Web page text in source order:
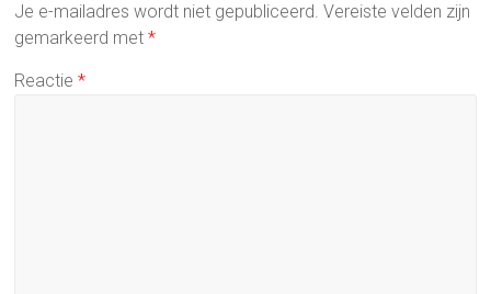
Je e-mailadres wordt niet gepubliceerd. Vereiste velden zijn
gemarkeerd met*
Reactie*